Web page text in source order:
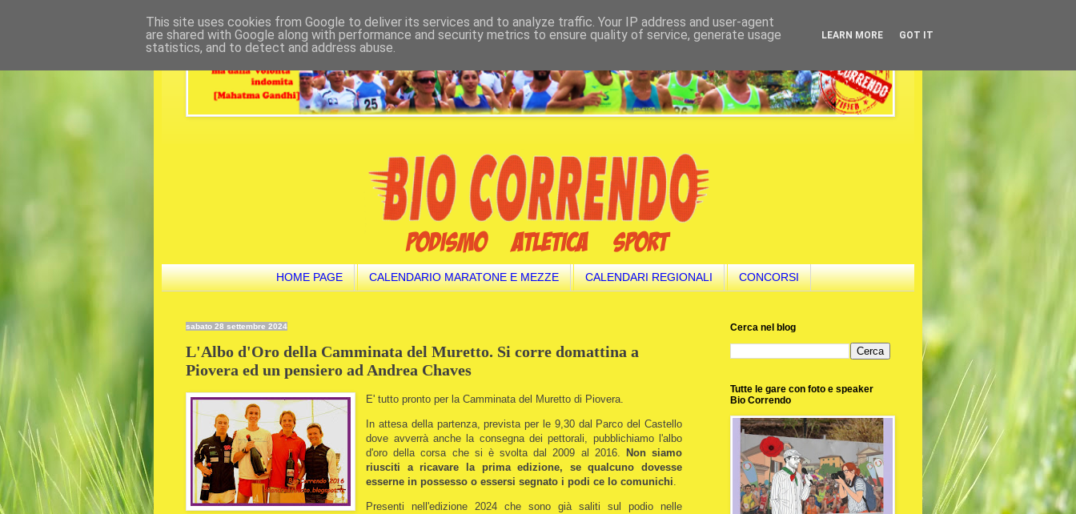
HOME PAGE CALENDARIO MARATONE E MEZZE CALENDARI REGIONALI CONCORSI
sabato 28 settembre 2024
L'Albo d'Oro della Camminata del Muretto. Si corre domattina a
Piovera ed un pensiero ad Andrea Chaves
E' tutto pronto per la Camminata del Muretto di Piovera.
In attesa della partenza, prevista per le 9,30 dal Parco del Castello
dove avverrà anche la consegna dei pettorali, pubblichiamo l'albo
d'oro della corsa che si è svolta dal 2009 al 2016.
Non siamo
riusciti a ricavare la prima edizione, se qualcuno dovesse
esserne in possesso o essersi segnato i podi ce lo comunichi.
Presenti nell'edizione 2024 che sono già saliti sul podio nelle
Cerca nel blog
Tutte le gare con foto e speaker
Bio Correndo
This site uses cookies from Google to deliver its services and to analyze traffic. Your IP address and user-agent
are shared with Google along with performance and security metrics to ensure quality of service, generate usage
statistics, and to detect and address abuse.
LEARN MORE GOT IT